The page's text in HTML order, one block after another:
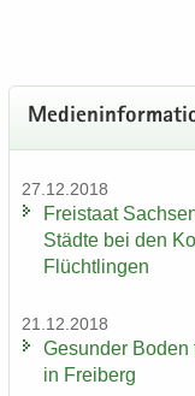
27.12.2018
Frei­staat
Städ­te bei den
Flücht­lin­gen
21.12.2018
Ge­sun­der Boden
in Frei­berg